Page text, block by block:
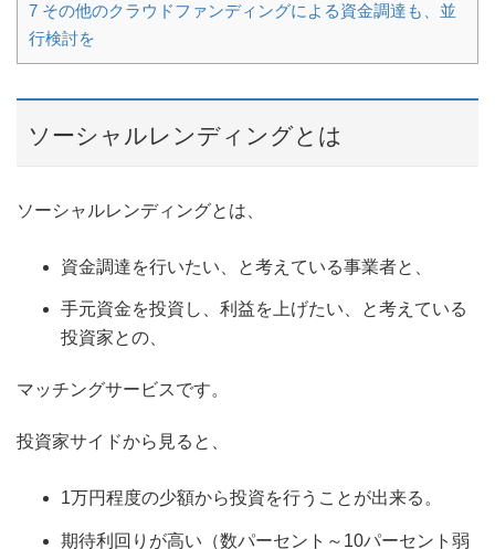
7 その他のクラウドファンディングによる資金調達も、並
行検討を
ソーシャルレンディングとは
ソーシャルレンディングとは、
資金調達を行いたい、と考えている事業者と、
手元資金を投資し、利益を上げたい、と考えている
投資家との、
マッチングサービスです。
投資家サイドから見ると、
1万円程度の少額から投資を行うことが出来る。
期待利回りが高い（数パーセント～10パーセント弱